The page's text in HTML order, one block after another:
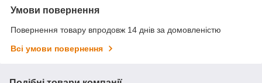
Умови повернення
Повернення товару впродовж 14 днів за домовленістю
Всі умови повернення